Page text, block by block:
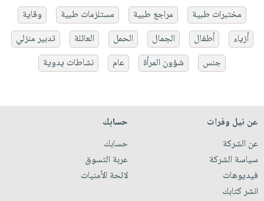
مختبرات طبية
مراجع طبية مستلزمات طبية
وقاية
أزياء
أطفال الجمال الحمل العائلة
تدبير منزلي
جنس
شؤون المرأة عام نشاطات يدوية
عن نيل وفرات
عن الشركة
سياسة الشركة
فيديوهات
انشر كتابك
حسابك
حسابك
عربة التسوق
لائحة الأمنيات